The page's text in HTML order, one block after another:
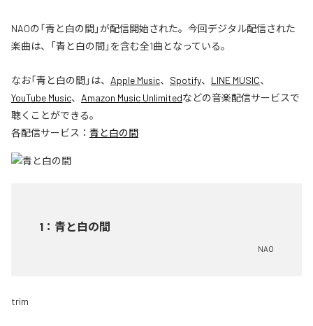
NAOの「青と白の間」が配信開始された。今回デジタル配信された
楽曲は、「青と白の間」を含む全1曲となっている。
なお「青と白の間」は、 Apple Music、 Spotify、 LINE MUSIC、
YouTube Music、 Amazon Music Unlimitedなどの音楽配信サービスで
聴くことができる。
各配信サービス： 青と白の間
1 ： 青と白の間
NAO
trim